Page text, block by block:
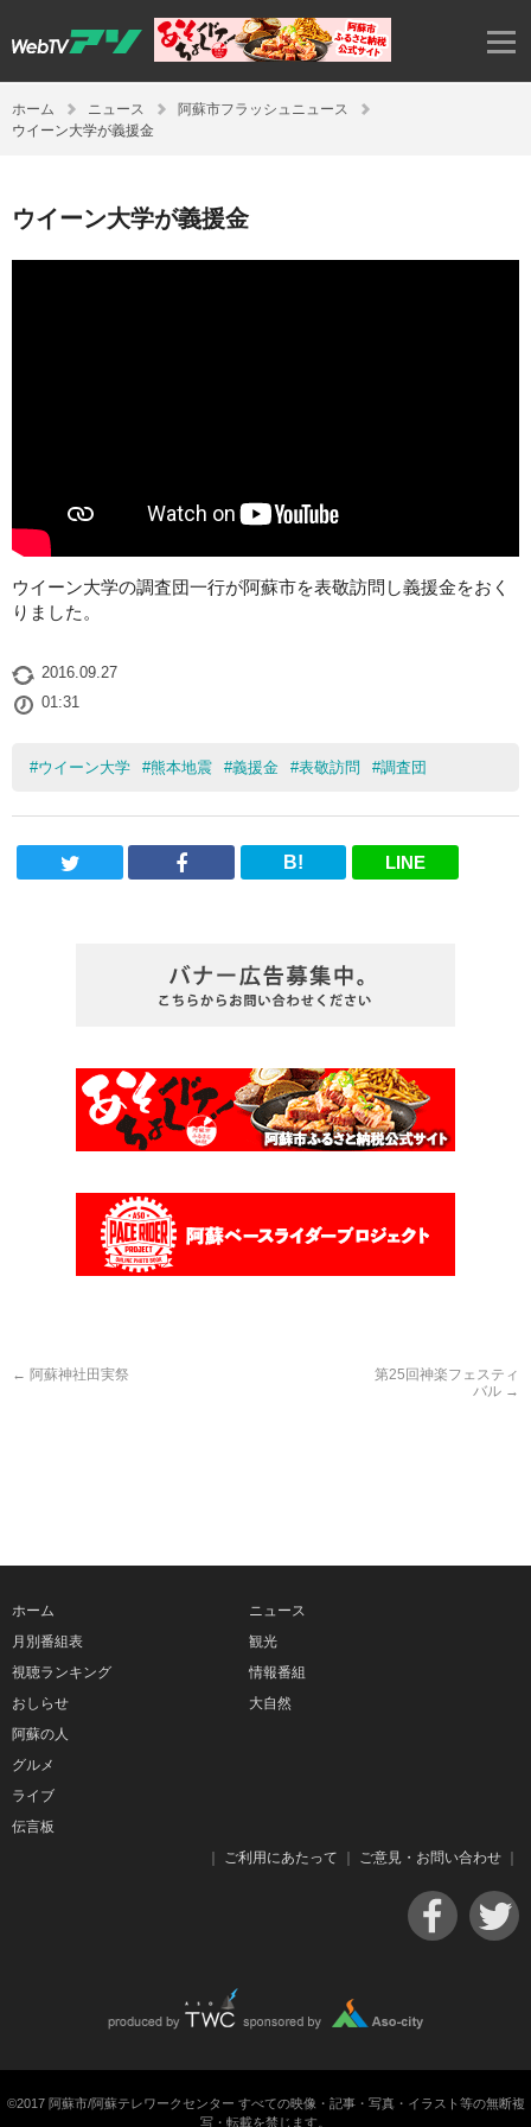
ホーム ニュース
阿蘇市フラッシュニュース
ウイーン大学が義援金
ウイーン大学が義援金
ウイーン大学の調査団一行が阿蘇市を表敬訪問し義援金をおく
りました。
2016.09.27
01:31
#ウイーン大学 #熊本地震 #義援金 #表敬訪問 #調査団
B! LINE
← 阿蘇神社田実祭
第25回神楽フェスティ
バル →
ホーム
月別番組表
視聴ランキング
おしらせ
ニュース
観光
情報番組
大自然
阿蘇の人
グルメ
ライブ
伝言板
ご利用にあたって ご意見・お問い合わせ
©2017 阿蘇市/阿蘇テレワークセンター すべての映像・記事・写真・イラスト等の無断複
写・転載を禁じます。